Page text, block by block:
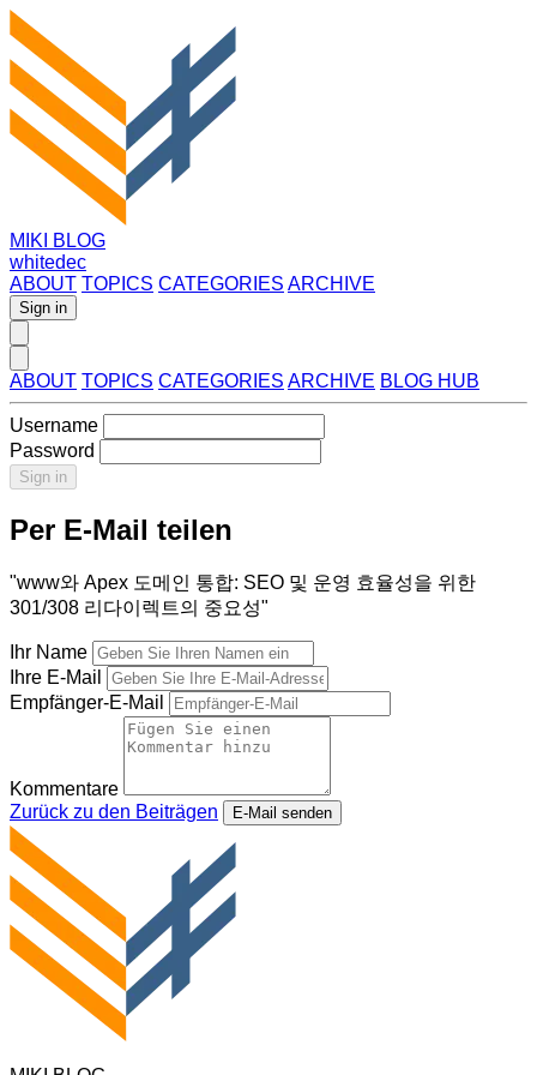
MIKI BLOG
whitedec
ABOUT TOPICS CATEGORIES ARCHIVE
Sign in
ABOUT TOPICS CATEGORIES ARCHIVE BLOG HUB
Username
Password
Sign in
Per E-Mail teilen
"www와 Apex 도메인 통합: SEO 및 운영 효율성을 위한
301/308 리다이렉트의 중요성"
Ihr Name
Ihre E-Mail
Empfänger-E-Mail
Kommentare
Zurück zu den Beiträgen
E-Mail senden